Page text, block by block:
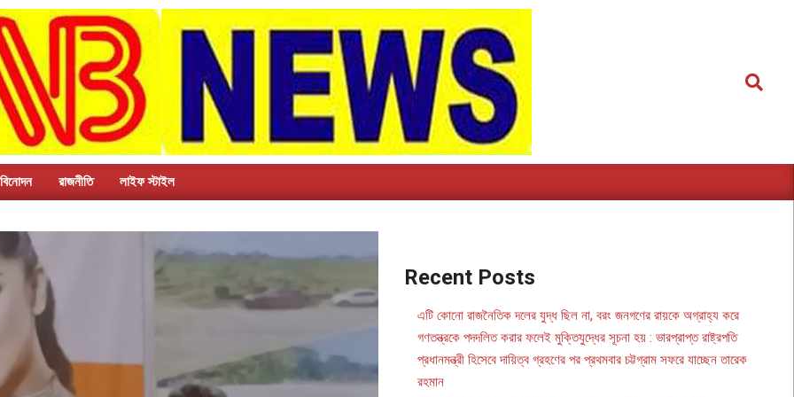
Search
বিনোদন রাজনীতি লাইফ স্টাইল
Recent Posts
এটি কোনো রাজনৈতিক দলের যুদ্ধ ছিল না, বরং জনগণের রায়কে অগ্রাহ্য করে
গণতন্ত্রকে পদদলিত করার ফলেই মুক্তিযুদ্ধের সূচনা হয় : ভারপ্রাপ্ত রাষ্ট্রপতি
প্রধানমন্ত্রী হিসেবে দায়িত্ব গ্রহণের পর প্রথমবার চট্টগ্রাম সফরে যাচ্ছেন তারেক
রহমান